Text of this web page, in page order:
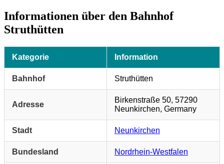
Informationen über den Bahnhof
Struthütten
Kategorie Information
Bahnhof Struthütten
Adresse
Birkenstraße 50, 57290
Neunkirchen, Germany
Stadt Neunkirchen
Bundesland Nordrhein-Westfalen